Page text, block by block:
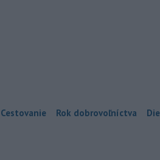
Cestovanie Rok dobrovoľníctva